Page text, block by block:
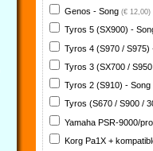
Genos - Song (€ 12,00)
Tyros 5 (SX900) -
Tyros 4 (S970 /
Tyros 3 (SX700 /
Tyros 2 (S910) - Song
Tyros (S670 / S900 /
Yamaha PSR-9000/
Korg Pa1X +